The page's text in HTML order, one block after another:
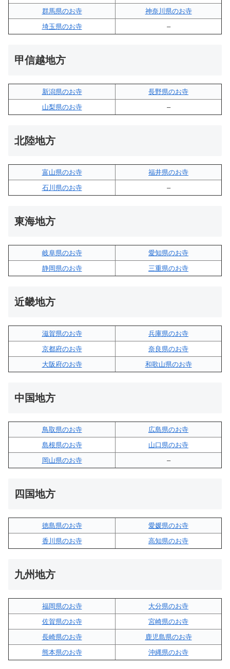
群馬県のお寺
神奈川県のお寺
埼玉県のお寺
–
甲信越地方
新潟県のお寺
長野県のお寺
山梨県のお寺
–
北陸地方
富山県のお寺
福井県のお寺
石川県のお寺
–
東海地方
岐阜県のお寺
愛知県のお寺
静岡県のお寺
三重県のお寺
近畿地方
滋賀県のお寺
兵庫県のお寺
京都府のお寺
奈良県のお寺
大阪府のお寺
和歌山県のお寺
中国地方
鳥取県のお寺
広島県のお寺
島根県のお寺
山口県のお寺
岡山県のお寺
–
四国地方
徳島県のお寺
愛媛県のお寺
香川県のお寺
高知県のお寺
九州地方
福岡県のお寺
大分県のお寺
佐賀県のお寺
宮崎県のお寺
長崎県のお寺
鹿児島県のお寺
熊本県のお寺
沖縄県のお寺